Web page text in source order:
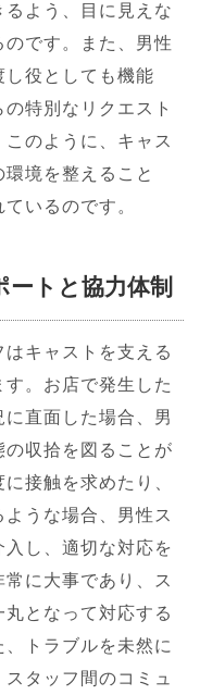
よう、目に見えな
です。また、男性
し役としても機能
特別なリクエスト
のように、キャス
境を整えること
いるのです。
トと協力体制
キャストを支える
。お店で発生した
に直面した場合、男
収拾を図ることが
接触を求めたり、
うな場合、男性ス
し、適切な対応を
に大事であり、ス
となって対応する
トラブルを未然に
タッフ間のコミュ